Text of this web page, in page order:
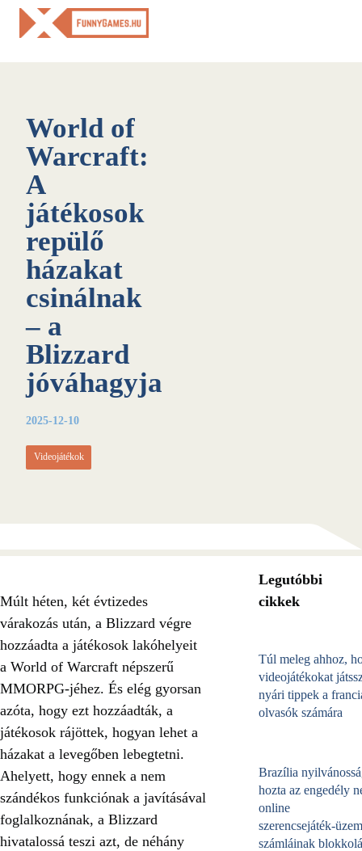
Skip
World of
Warcraft:
A
játékosok
repülő
házakat
csinálnak
– a
Blizzard
jóváhagyja
2025-12-10
Videojátékok
Múlt héten, két évtizedes
várakozás után, a Blizzard végre
hozzáadta a játékosok lakóhelyeit
a World of Warcraft népszerű
MMORPG-jéhez. És elég gyorsan
azóta, hogy ezt hozzáadták, a
játékosok rájöttek, hogyan lehet a
házakat a levegőben lebegtetni.
Ahelyett, hogy ennek a nem
szándékos funkciónak a javításával
foglalkoznának, a Blizzard
hivatalossá teszi azt, de néhány
Legutóbbi
cikkek
Túl meleg ahhoz,
videojátékokat
nyári tippek a
olvasók számára
Brazília
hozta az engedély
online
számláinak